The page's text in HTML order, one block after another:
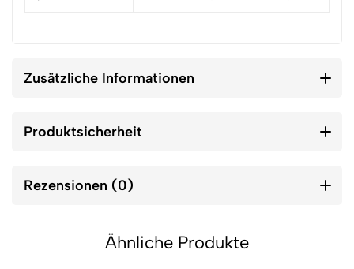
Zusätzliche Informationen
Produktsicherheit
Rezensionen (0)
Ähnliche Produkte